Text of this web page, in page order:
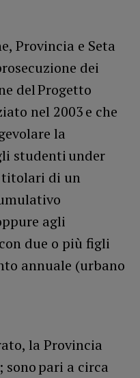
Provincia e Seta
dei
del Progetto
nel 2003 e che
la
studenti under
titolari di un
agli
due o più figli
annuale (urbano
la Provincia
sono pari a circa